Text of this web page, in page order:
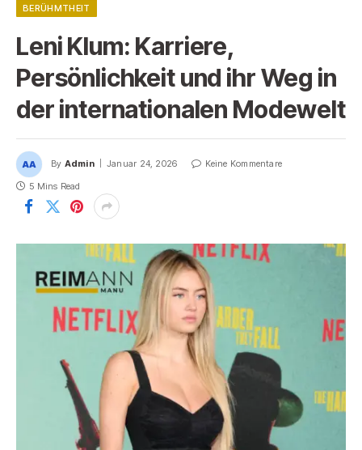
BERÜHMTHEIT
Leni Klum: Karriere,
Persönlichkeit und ihr Weg in
der internationalen Modewelt
By Admin Januar 24, 2026
Keine Kommentare
5 Mins Read